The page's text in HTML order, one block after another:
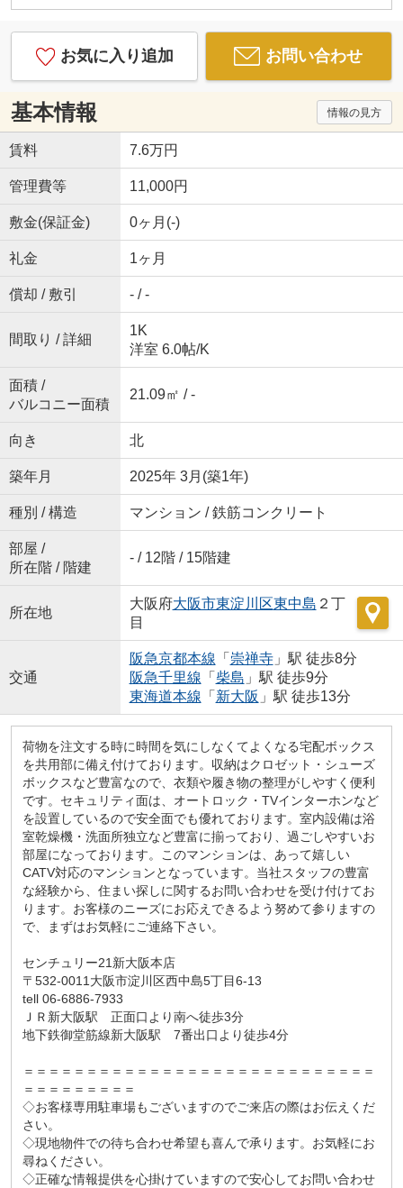
お気に入り追加 お問い合わせ
基本情報 情報の見方
賃料 7.6万円
管理費等 11,000円
敷金(保証金) 0ヶ月(-)
礼金 1ヶ月
償却 / 敷引 - / -
間取り / 詳細
1K
洋室 6.0帖/K
面積 /
バルコニー面積
21.09㎡ / -
向き 北
築年月 2025年 3月(築1年)
種別 / 構造 マンション / 鉄筋コンクリート
部屋 /
所在階 / 階建
- / 12階 / 15階建
所在地
大阪府大阪市東淀川区東中島 ２丁
目
交通
阪急京都本線 「 崇禅寺」駅 徒歩8分
阪急千里線 「 柴島 」駅 徒歩9分
東海道本線 「 新大阪 」駅 徒歩13分
荷物を注文する時に時間を気にしなくてよくなる宅配ボックス
を共用部に備え付けております。収納はクロゼット・シューズ
ボックスなど豊富なので、衣類や履き物の整理がしやすく便利
です。セキュリティ面は、オートロック・TVインターホンなど
を設置しているので安全面でも優れております。室内設備は浴
室乾燥機・洗面所独立など豊富に揃っており、過ごしやすいお
部屋になっております。このマンションは、あって嬉しい
CATV対応のマンションとなっています。当社スタッフの豊富
な経験から、住まい探しに関するお問い合わせを受け付けてお
ります。お客様のニーズにお応えできるよう努めて参りますの
で、まずはお気軽にご連絡下さい。
センチュリー21新大阪本店
〒532-0011大阪市淀川区西中島5丁目6-13
tell 06-6886-7933
ＪＲ新大阪駅 正面口より南へ徒歩3分
地下鉄御堂筋線新大阪駅 7番出口より徒歩4分
＝＝＝＝＝＝＝＝＝＝＝＝＝＝＝＝＝＝＝＝＝＝＝＝＝＝＝＝
＝＝＝＝＝＝＝＝＝
◇お客様専用駐車場もございますのでご来店の際はお伝えくだ
さい。
◇現地物件での待ち合わせ希望も喜んで承ります。お気軽にお
尋ねください。
◇正確な情報提供を心掛けていますので安心してお問い合わせ